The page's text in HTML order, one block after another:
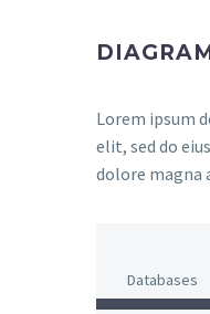
Lorem ipsum
elit, sed do
dolore magna
Databases